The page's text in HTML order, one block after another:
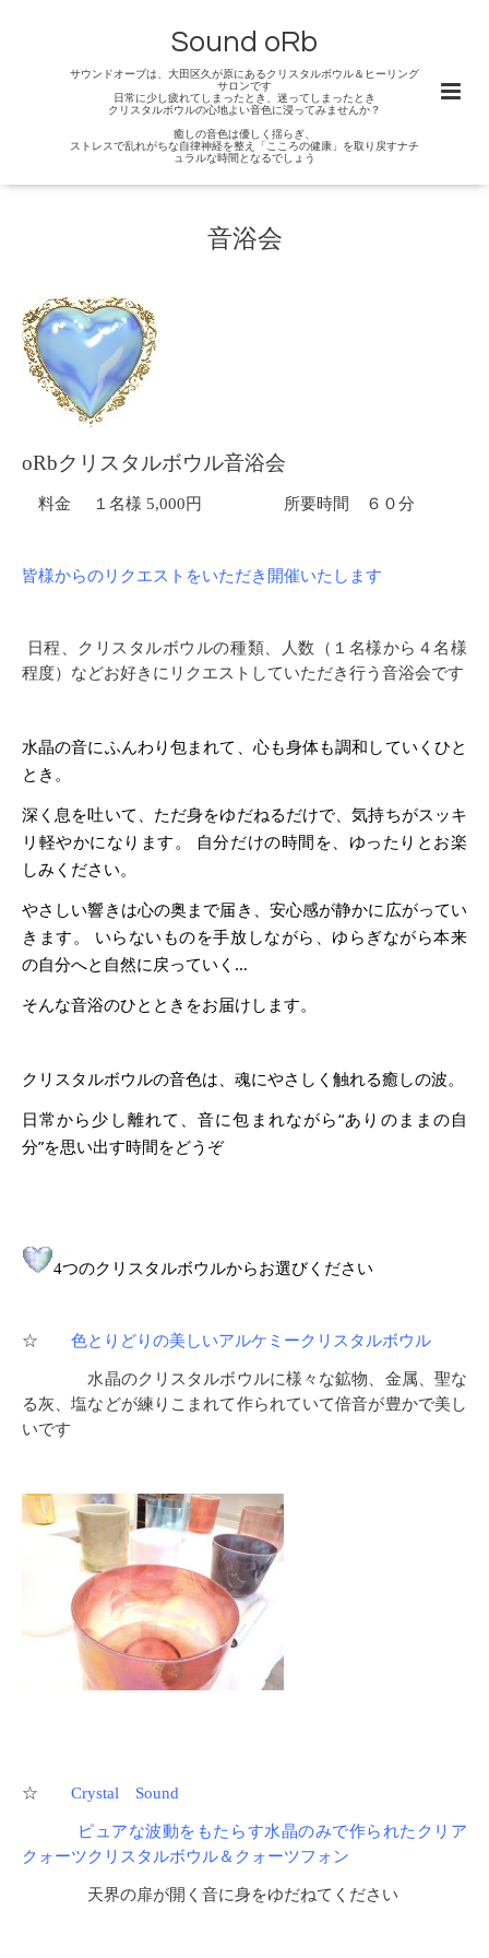
Sound oRb
サウンドオーブは、大田区久が原にあるクリスタルボウル＆ヒーリング
サロンです
日常に少し疲れてしまったとき、迷ってしまったとき
クリスタルボウルの心地よい音色に浸ってみませんか？
癒しの音色は優しく揺らぎ、
ストレスで乱れがちな自律神経を整え「こころの健康」を取り戻すナチ
ュラルな時間となるでしょう
音浴会
oRbクリスタルボウル音浴会
料金 １名様 5,000円 所要時間 ６０分
皆様からのリクエストをいただき開催いたします
日程、クリスタルボウルの種類、人数（１名様から４名様
程度）などお好きにリクエストしていただき行う音浴会です
水晶の音にふんわり包まれて、心も身体も調和していくひと
とき。
深く息を吐いて、ただ身をゆだねるだけで、気持ちがスッキ
リ軽やかになります。 自分だけの時間を、ゆったりとお楽
しみください。
やさしい響きは心の奥まで届き、安心感が静かに広がってい
きます。 いらないものを手放しながら、ゆらぎながら本来
の自分へと自然に戻っていく…
そんな音浴のひとときをお届けします。
クリスタルボウルの音色は、魂にやさしく触れる癒しの波。
日常から少し離れて、音に包まれながら“ありのままの自
分”を思い出す時間をどうぞ
4つのクリスタルボウルからお選びください
☆ 色とりどりの美しいアルケミークリスタルボウル
水晶のクリスタルボウルに様々な鉱物、金属、聖な
る灰、塩などが練りこまれて作られていて倍音が豊かで美し
いです
☆ Crystal Sound
ピュアな波動をもたらす水晶のみで作られたクリア
クォーツクリスタルボウル＆クォーツフォン
天界の扉が開く音に身をゆだねてください